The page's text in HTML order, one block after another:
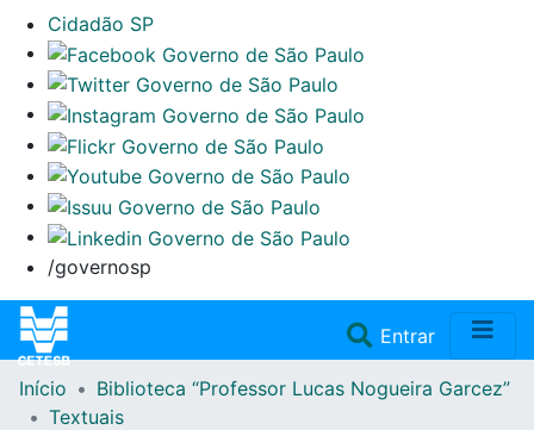
Cidadão SP
/governosp
Entrar(current)
Home
Início
Biblioteca “Professor Lucas Nogueira Garcez”
Textuais